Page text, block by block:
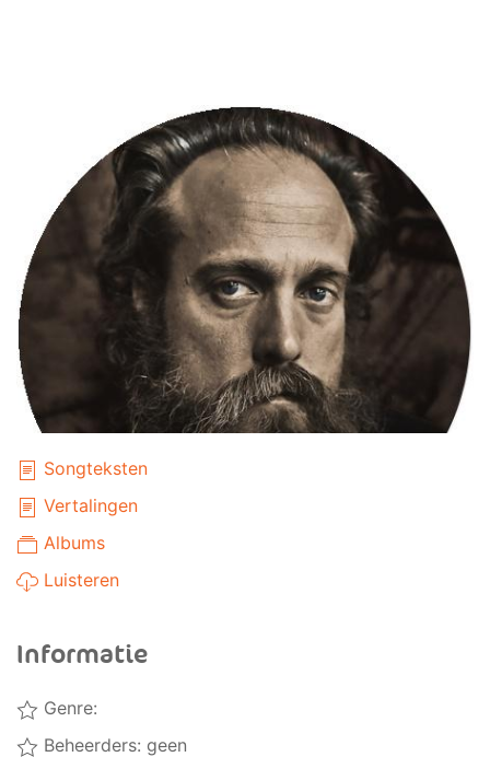
Songteksten
Vertalingen
Albums
Luisteren
Informatie
Genre:
Beheerders: geen